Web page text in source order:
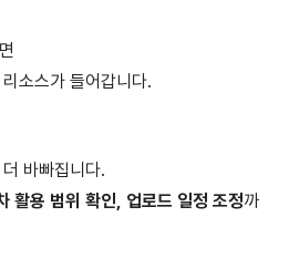
소스가 들어갑니다.
바빠집니다.
활용 범위 확인, 업로드 일정 조정까